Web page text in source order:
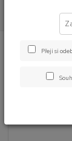
Kraslice
Přeji si